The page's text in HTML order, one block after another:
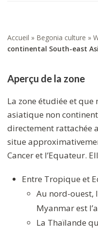
Accueil » Begonia culture »
continental South-east
Aperçu de la zone
La zone étudiée et
asiatique non
directement rattachée
situe
Cancer et l’Equateur.
Entre Tropique et
Au nord-ouest,
Myanmar est
La Thaïlande